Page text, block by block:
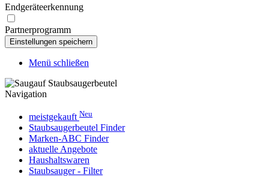
Endgeräteerkennung
Partnerprogramm
Menü schließen
Navigation
meistgekauft Neu
Staubsaugerbeutel Finder
Marken-ABC Finder
aktuelle Angebote
Haushaltswaren
Staubsauger - Filter